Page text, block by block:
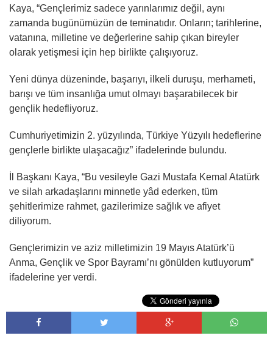
Kaya, “Gençlerimiz sadece yarınlarımız değil, aynı
zamanda bugünümüzün de teminatıdır. Onların; tarihlerine,
vatanına, milletine ve değerlerine sahip çıkan bireyler
olarak yetişmesi için hep birlikte çalışıyoruz.
Yeni dünya düzeninde, başarıyı, ilkeli duruşu, merhameti,
barışı ve tüm insanlığa umut olmayı başarabilecek bir
gençlik hedefliyoruz.
Cumhuriyetimizin 2. yüzyılında, Türkiye Yüzyılı hedeflerine
gençlerle birlikte ulaşacağız” ifadelerinde bulundu.
İl Başkanı Kaya, “Bu vesileyle Gazi Mustafa Kemal Atatürk
ve silah arkadaşlarını minnetle yâd ederken, tüm
şehitlerimize rahmet, gazilerimize sağlık ve afiyet
diliyorum.
Gençlerimizin ve aziz milletimizin 19 Mayıs Atatürk’ü
Anma, Gençlik ve Spor Bayramı’nı gönülden kutluyorum”
ifadelerine yer verdi.